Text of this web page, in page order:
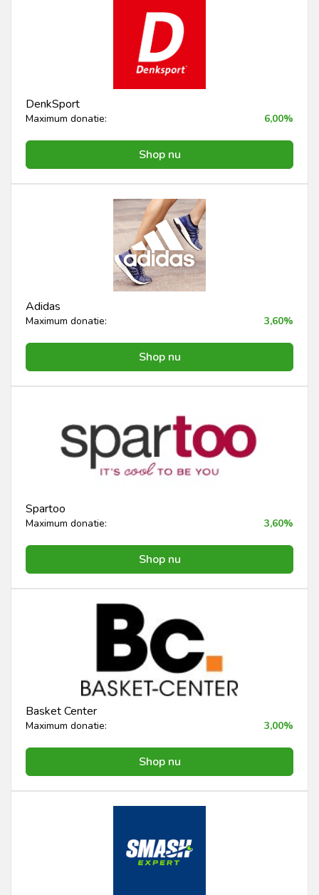
DenkSport
Maximum donatie: 6,00%
Shop nu
Adidas
Maximum donatie: 3,60%
Shop nu
Spartoo
Maximum donatie: 3,60%
Shop nu
Basket Center
Maximum donatie: 3,00%
Shop nu